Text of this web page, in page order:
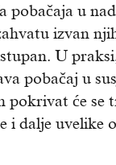
pobačaja u
izvan
U
pobačaj u
pokrivat će se
i dalje uvelike